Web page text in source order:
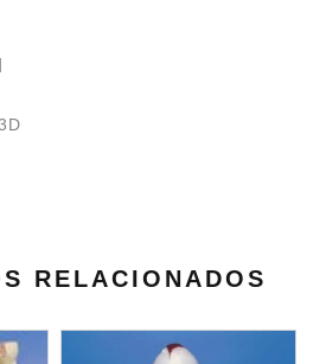
RELACIONADOS